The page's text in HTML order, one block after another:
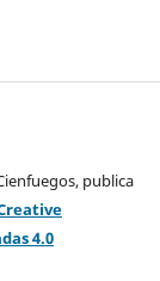
publica
4.0